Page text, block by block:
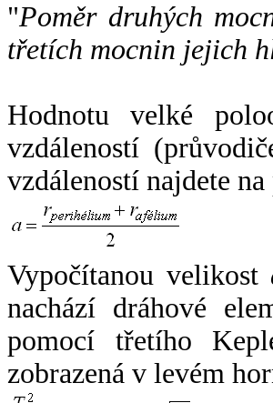
"Poměr druhých
třetích mocnin jejich
Hodnotu velké
vzdáleností
vzdáleností najdete
Vypočítanou velikost
nachází dráhové
pomocí třetího
zobrazená v levém